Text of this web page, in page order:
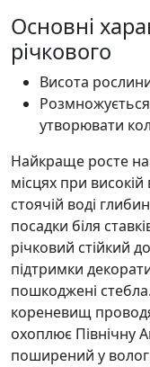
Основні
річкового
Висота
утворювати
Найкраще росте на
місцях при
стоячій воді
посадки біля
річковий стійкий
підтримки
пошкоджені
кореневищ
охоплює Північну
поширений у